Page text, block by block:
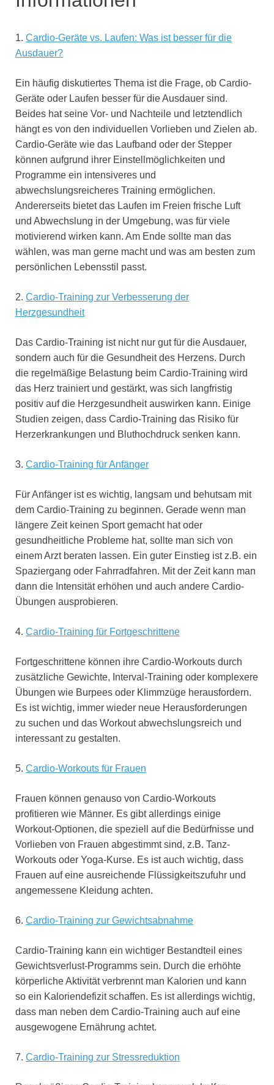
1. Cardio-Geräte vs. Laufen: Was ist besser für die
Ausdauer?
Ein häufig diskutiertes Thema ist die Frage, ob Cardio-
Geräte oder Laufen besser für die Ausdauer sind.
Beides hat seine Vor- und Nachteile und letztendlich
hängt es von den individuellen Vorlieben und Zielen ab.
Cardio-Geräte wie das Laufband oder der Stepper
können aufgrund ihrer Einstellmöglichkeiten und
Programme ein intensiveres und
abwechslungsreicheres Training ermöglichen.
Andererseits bietet das Laufen im Freien frische Luft
und Abwechslung in der Umgebung, was für viele
motivierend wirken kann. Am Ende sollte man das
wählen, was man gerne macht und was am besten zum
persönlichen Lebensstil passt.
2. Cardio-Training zur Verbesserung der
Herzgesundheit
Das Cardio-Training ist nicht nur gut für die Ausdauer,
sondern auch für die Gesundheit des Herzens. Durch
die regelmäßige Belastung beim Cardio-Training wird
das Herz trainiert und gestärkt, was sich langfristig
positiv auf die Herzgesundheit auswirken kann. Einige
Studien zeigen, dass Cardio-Training das Risiko für
Herzerkrankungen und Bluthochdruck senken kann.
3. Cardio-Training für Anfänger
Für Anfänger ist es wichtig, langsam und behutsam mit
dem Cardio-Training zu beginnen. Gerade wenn man
längere Zeit keinen Sport gemacht hat oder
gesundheitliche Probleme hat, sollte man sich von
einem Arzt beraten lassen. Ein guter Einstieg ist z.B. ein
Spaziergang oder Fahrradfahren. Mit der Zeit kann man
dann die Intensität erhöhen und auch andere Cardio-
Übungen ausprobieren.
4. Cardio-Training für Fortgeschrittene
Fortgeschrittene können ihre Cardio-Workouts durch
zusätzliche Gewichte, Interval-Training oder komplexere
Übungen wie Burpees oder Klimmzüge herausfordern.
Es ist wichtig, immer wieder neue Herausforderungen
zu suchen und das Workout abwechslungsreich und
interessant zu gestalten.
5. Cardio-Workouts für Frauen
Frauen können genauso von Cardio-Workouts
profitieren wie Männer. Es gibt allerdings einige
Workout-Optionen, die speziell auf die Bedürfnisse und
Vorlieben von Frauen abgestimmt sind, z.B. Tanz-
Workouts oder Yoga-Kurse. Es ist auch wichtig, dass
Frauen auf eine ausreichende Flüssigkeitszufuhr und
angemessene Kleidung achten.
6. Cardio-Training zur Gewichtsabnahme
Cardio-Training kann ein wichtiger Bestandteil eines
Gewichtsverlust-Programms sein. Durch die erhöhte
körperliche Aktivität verbrennt man Kalorien und kann
so ein Kaloriendefizit schaffen. Es ist allerdings wichtig,
dass man neben dem Cardio-Training auch auf eine
ausgewogene Ernährung achtet.
7. Cardio-Training zur Stressreduktion